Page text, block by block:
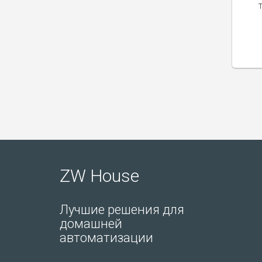
ZW House
Лучшие решения для
домашней
автоматизации